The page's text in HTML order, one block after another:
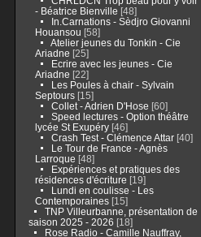
- Béatrice Bienville [48]
In.Carnations - Sèdjro Giovanni
Houansou [58]
Atelier jeunes du Tonkin - Cie
Ariadne [25]
Ecrire avec les jeunes - Cie
Ariadne [22]
Les Poules à chair - Sylvain
Septours[15]
Collet - Adrien D'Hose [60]
Speed lectures - Option théâtre
lycée St Exupéry[46]
Crash Test - Clémence Attar[40]
Le Tour de France - Agnès
Larroque [48]
Expériences et pratiques des
résidences d'écriture [19]
Lundi en coulisse - Les
Contemporaines[15]
TNP Villeurbanne, présentation de
saison 2025 - 2026 [18]
Rose Radio - Camille Nauffray,